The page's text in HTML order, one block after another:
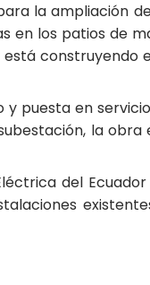
la ampliación
en los patios de
construyendo
puesta en
la
del Ecuador